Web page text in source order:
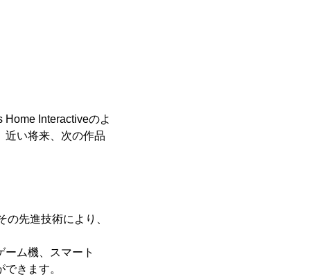
Home Interactiveのよ
近い将来、次の作品
先進技術により、
ム機、スマート
きます。